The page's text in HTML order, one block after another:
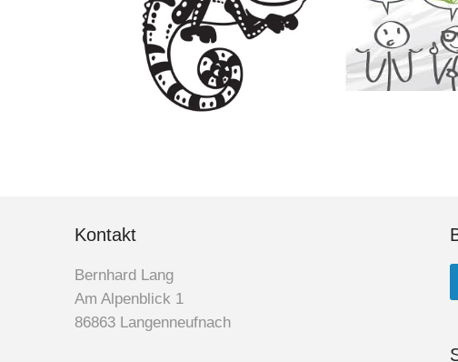
Kontakt
Bernhard Lang
Am Alpenblick 1
86863 Langenneufnach